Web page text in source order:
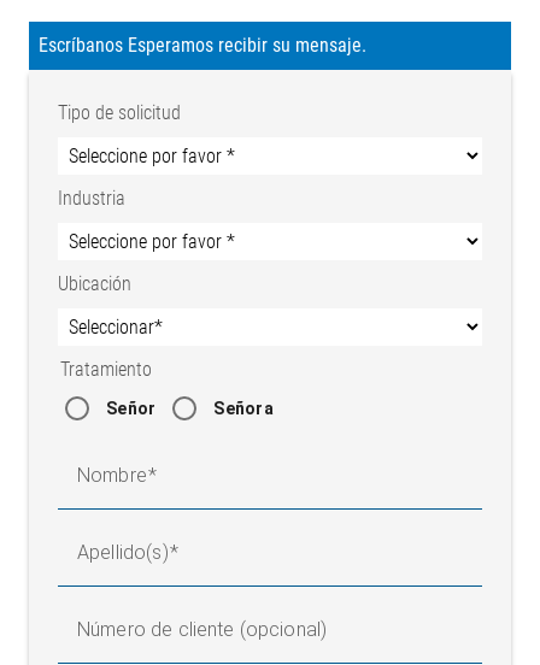
Escríbanos Esperamos recibir su mensaje.
Tipo de solicitud
Industria
Ubicación
Tratamiento
Señor Señora
Nombre
Apellido(s)
Número de cliente (opcional)